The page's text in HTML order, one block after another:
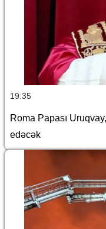
19:35
Roma Papası
edəcək